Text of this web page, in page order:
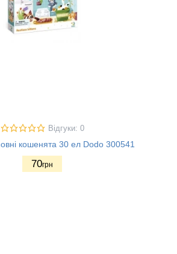
Відгуки: 0
кошенята 30 ел Dodo 300541
70грн